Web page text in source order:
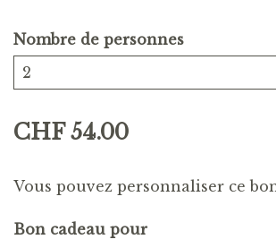
Nombre de personnes
CHF 54.00
Vous pouvez personnaliser ce
Bon cadeau pour